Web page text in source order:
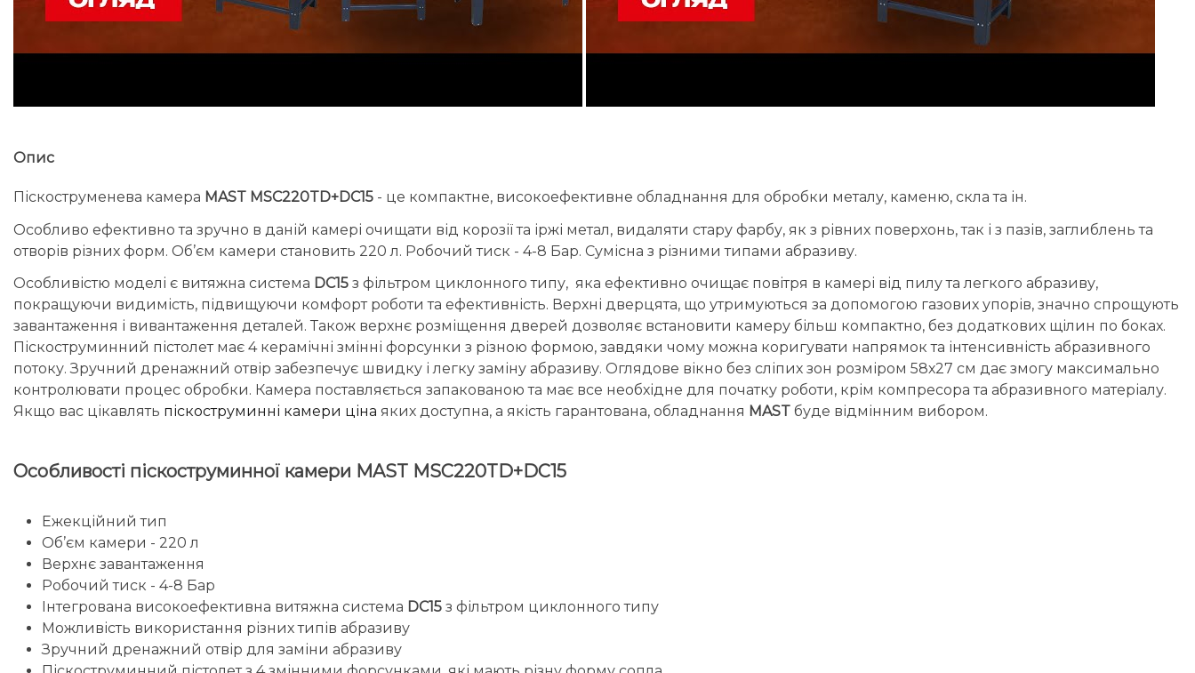
Опис
Піскоструменева камера MAST MSC220TD+DC15 - це компактне, високоефективне обладнання для обробки металу, каменю, скла та ін.
Особливо ефективно та зручно в даній камері очищати від корозії та іржі метал, видаляти стару фарбу, як з рівних поверхонь, так і з пазів, заглиблень та
отворів різних форм. Об’єм камери становить 220 л. Робочий тиск - 4-8 Бар. Сумісна з різними типами абразиву.
Особливістю моделі є витяжна система DC15 з фільтром циклонного типу, яка ефективно очищає повітря в камері від пилу та легкого абразиву,
покращуючи видимість, підвищуючи комфорт роботи та ефективність. Верхні дверцята, що утримуються за допомогою газових упорів, значно спрощують
завантаження і вивантаження деталей. Також верхнє розміщення дверей дозволяє встановити камеру більш компактно, без додаткових щілин по боках.
Піскоструминний пістолет має 4 керамічні змінні форсунки з різною формою, завдяки чому можна коригувати напрямок та інтенсивність абразивного
потоку. Зручний дренажний отвір забезпечує швидку і легку заміну абразиву. Оглядове вікно без сліпих зон розміром 58х27 см дає змогу максимально
контролювати процес обробки. Камера поставляється запакованою та має все необхідне для початку роботи, крім компресора та абразивного матеріалу.
Якщо вас цікавлять піскоструминні камери ціна яких доступна, а якість гарантована, обладнання MAST буде відмінним вибором.
Особливості піскоструминної камери MAST MSC220TD+DC15
Ежекційний тип
Об’єм камери - 220 л
Верхнє завантаження
Робочий тиск - 4-8 Бар
Інтегрована високоефективна витяжна система DC15 з фільтром циклонного типу
Можливість використання різних типів абразиву
Зручний дренажний отвір для заміни абразиву